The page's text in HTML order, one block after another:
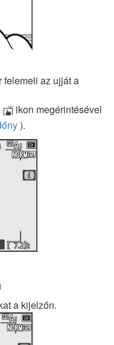
felemeli az ujját a
W ikon megérintésével
).
a kijelzőn.